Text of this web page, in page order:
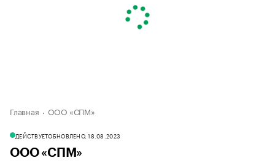
Главная ООО «СПМ»
ДЕЙСТВУЕТОБНОВЛЕНО, 18.08.2023
ООО «СПМ»